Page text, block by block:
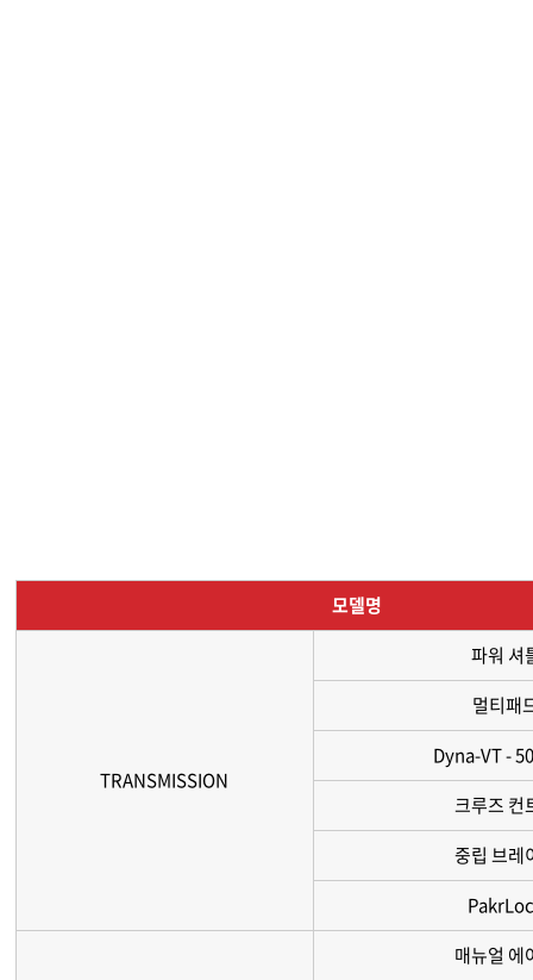
모델명
TRANSMISSION
파워 셔
멀티패
Dyna-VT -
크루즈 컨
중립 브레
매뉴얼 에